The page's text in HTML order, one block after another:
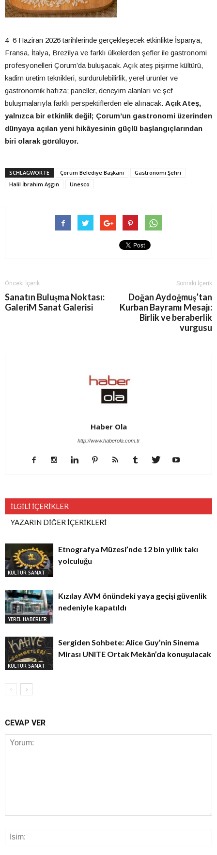
4–6 Haziran 2026 tarihlerinde gerçekleşecek etkinlikte İspanya,
Fransa, İtalya, Brezilya ve farklı ülkelerden şefler ile gastronomi
profesyonelleri Çorum’da buluşacak. Açık ateş pişirme kültürü,
kadim üretim teknikleri, sürdürülebilirlik, yerel ürünler ve
gastronomik hafıza; paneller, deneyim alanları ve şef
buluşmalarıyla farklı perspektiflerden ele alınacak. Açık Ateş,
yalnızca bir etkinlik değil; Çorum’un gastronomi üzerinden
dünyaya açılan yeni hikâyesinin güçlü başlangıçlarından
biri olarak görülüyor.
SCHLAGWORTE Çorum Belediye Başkanı
Gastronomi Şehri
Halil İbrahim Aşgın
Unesco
Önceki İçerik
Sanatın Buluşma Noktası:
GaleriM Sanat Galerisi
Sonraki İçerik
Doğan Aydoğmuş’tan
Kurban Bayramı Mesajı:
Birlik ve beraberlik
vurgusu
Haber Ola
http://www.haberola.com.tr
İLGİLİ İÇERİKLER
YAZARIN DİĞER İÇERİKLERİ
KÜLTÜR SANAT
Etnografya Müzesi’nde 12 bin yıllık takı
yolculuğu
YEREL HABERLER
Kızılay AVM önündeki yaya geçişi güvenlik
nedeniyle kapatıldı
KÜLTÜR SANAT
Sergiden Sohbete: Alice Guy’nin Sinema
Mirası UNITE Ortak Mekân’da konuşulacak
CEVAP VER